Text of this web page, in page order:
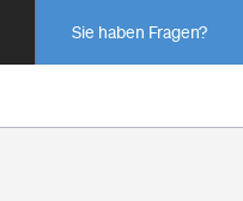
Sie haben Fragen?